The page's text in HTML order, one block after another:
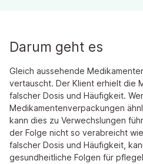
Darum geht es
Gleich aussehende
vertauscht. Der Klient erhielt die
falscher Dosis und Häufigkeit.
Medikamentenverpackungen
kann dies zu Verwechslungen
der Folge nicht so verabreicht
falscher Dosis und Häufigkeit,
gesundheitliche Folgen für